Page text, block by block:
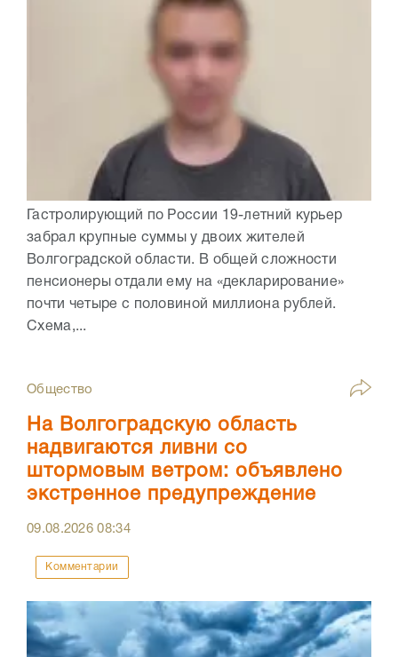
Гастролирующий по России 19-летний курьер
забрал крупные суммы у двоих жителей
Волгоградской области. В общей сложности
пенсионеры отдали ему на «декларирование»
почти четыре с половиной миллиона рублей.
Схема,...
Общество
На Волгоградскую область
надвигаются ливни со
штормовым ветром: объявлено
экстренное предупреждение
09.08.202608:34
Комментарии